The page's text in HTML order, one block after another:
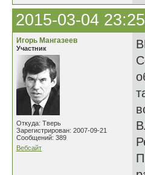
2015-03-04
Игорь Мангазеев
Участник
Откуда: Тверь
Зарегистрирован: 2007-09-21
Сообщений: 389
Вебсайт